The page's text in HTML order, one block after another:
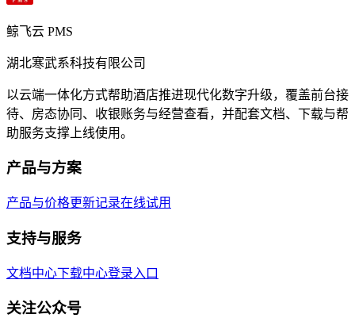
鲸飞云 PMS
湖北寒武系科技有限公司
以云端一体化方式帮助酒店推进现代化数字升级，覆盖前台接
待、房态协同、收银账务与经营查看，并配套文档、下载与帮
助服务支撑上线使用。
产品与方案
产品与价格更新记录在线试用
支持与服务
文档中心下载中心登录入口
关注公众号